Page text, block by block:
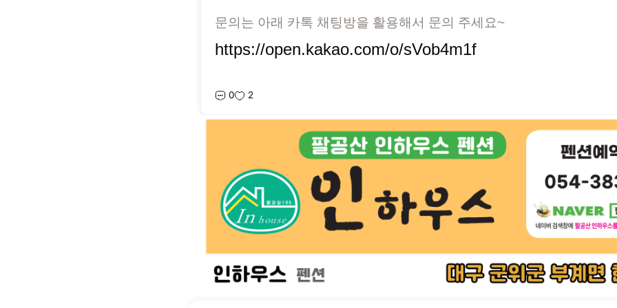
문의는 아래 카톡 채팅방을 활용해서 문의 주세요~
https://open.kakao.com/o/sVob4m1f
0 2